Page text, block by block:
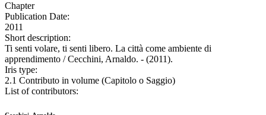
Chapter
Publication Date:
2011
Short description:
Ti senti volare, ti senti libero. La città come ambiente di
apprendimento / Cecchini, Arnaldo. - (2011).
Iris type:
2.1 Contributo in volume (Capitolo o Saggio)
List of contributors: